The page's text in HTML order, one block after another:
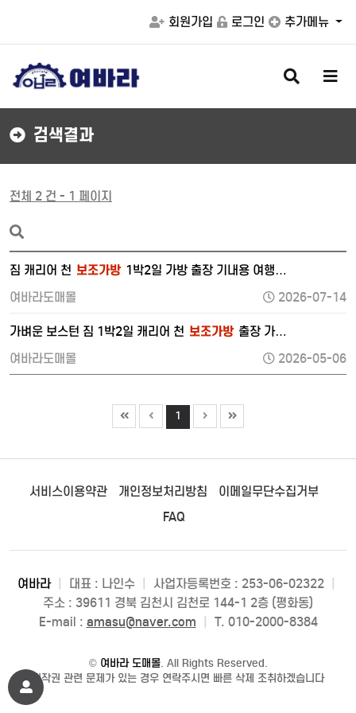
회원가입 로그인 추가메뉴
검
색
버
메
버
검색결과
전체 2 건 - 1 페이지
짐 캐리어 천 보조가방 1박2일 가방 출장 기내용 여행…
여바라도매몰
2026-07-14
가벼운 보스턴 짐 1박2일 캐리어 천 보조가방 출장 가…
여바라도매몰
2026-05-06
1
서비스이용약관 개인정보처리방침
이메일무단수집거부
FAQ
여바라 대표 : 나인수 사업자등록번호 : 253-06-02322
주소 : 39611 경북 김천시 김천로 144-1 2층 (평화동)
E-mail : amasu@naver.com T. 010-2000-8384
© 여바라 도매몰. All Rights Reserved.
저작권 관련 문제가 있는 경우 연락주시면 빠른 삭제 조취하겠습니다